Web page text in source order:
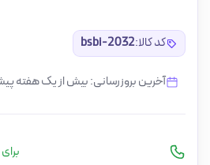
کد کالا:bsbi-2032
آخرین بروزرسانی: بیش از یک هفته